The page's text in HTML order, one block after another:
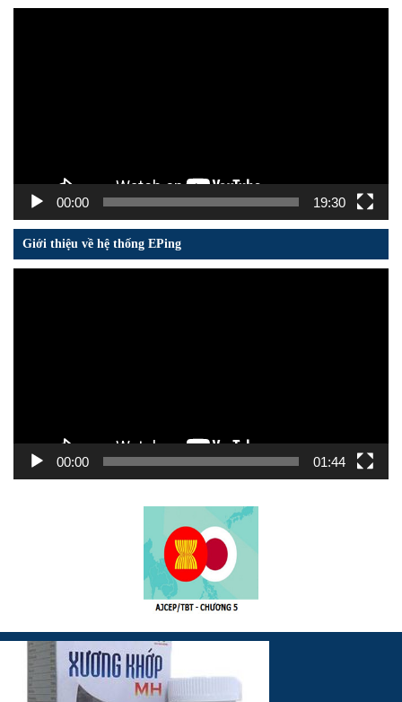
00:00 19:30
Giới thiệu về hệ thống EPing
00:00 01:44